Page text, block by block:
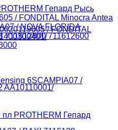
Гепард Рысь
/ FONDITAL Minocra Antea
/ NOVA FLORIDA
711612800 711612600